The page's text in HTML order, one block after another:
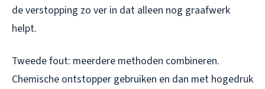
de verstopping zo ver in dat alleen nog graafwerk
helpt.
Tweede fout: meerdere methoden combineren.
Chemische ontstopper gebruiken en dan met hogedruk